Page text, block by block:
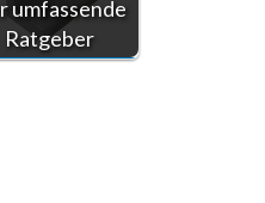
umfassende
Ratgeber